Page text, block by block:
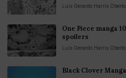
Luis Gerardo Harris Oberto
One Piece manga
spoilers
Luis Gerardo Harris Oberto
Black Clover